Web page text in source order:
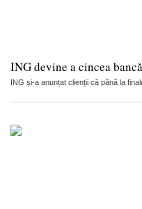
ING devine a cincea
ING și-a anunțat clienții că până la